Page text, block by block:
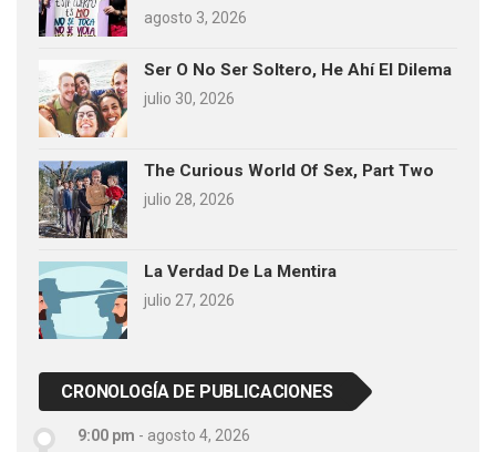
agosto 3, 2026
Ser O No Ser Soltero, He Ahí El Dilema
julio 30, 2026
The Curious World Of Sex, Part Two
julio 28, 2026
La Verdad De La Mentira
julio 27, 2026
CRONOLOGÍA DE PUBLICACIONES
9:00 pm - agosto 4, 2026